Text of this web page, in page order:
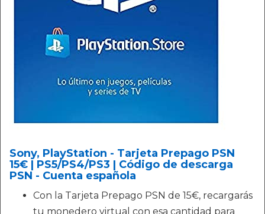
Sony, PlayStation - Tarjeta Prepago PSN
15€ | PS5/PS4/PS3 | Código de descarga
PSN - Cuenta española
Con la Tarjeta Prepago PSN de 15€, recargarás
tu monedero virtual con esa cantidad para